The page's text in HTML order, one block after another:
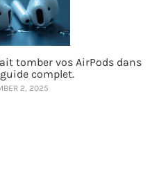
tomber vos AirPods dans
complet.
2, 2025